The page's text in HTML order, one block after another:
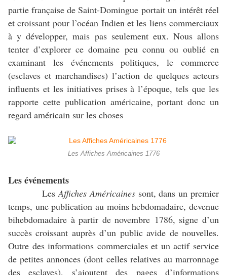
partie française de Saint-Domingue portait un intérêt réel
et croissant pour l’océan Indien et les liens commerciaux
à y développer, mais pas seulement eux. Nous allons
tenter d’explorer ce domaine peu connu ou oublié en
examinant les événements politiques, le commerce
(esclaves et marchandises) l’action de quelques acteurs
influents et les initiatives prises à l’époque, tels que les
rapporte cette publication américaine, portant donc un
regard américain sur les choses
Les Affiches Américaines 1776
Les événements
LesAffiches Américainessont, dans un premier
temps, une publication au moins hebdomadaire, devenue
bihebdomadaire à partir de novembre 1786, signe d’un
succès croissant auprès d’un public avide de nouvelles.
Outre des informations commerciales et un actif service
de petites annonces (dont celles relatives au marronnage
des esclaves), s’ajoutent des pages d’informations